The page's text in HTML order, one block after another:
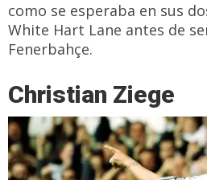
como se esperaba en sus
White Hart Lane antes de
Fenerbahçe.
Christian Ziege